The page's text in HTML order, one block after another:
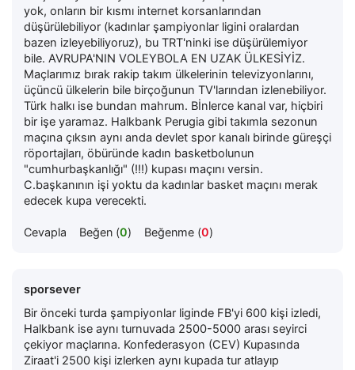
yok, onların bir kısmı internet korsanlarından
düşürülebiliyor (kadınlar şampiyonlar ligini oralardan
bazen izleyebiliyoruz), bu TRT'ninki ise düşürülemiyor
bile. AVRUPA'NIN VOLEYBOLA EN UZAK ÜLKESİYİZ.
Maçlarımız bırak rakip takım ülkelerinin televizyonlarını,
üçüncü ülkelerin bile birçoğunun TV'larından izlenebiliyor.
Türk halkı ise bundan mahrum. Bİnlerce kanal var, hiçbiri
bir işe yaramaz. Halkbank Perugia gibi takımla sezonun
maçına çıksın aynı anda devlet spor kanalı birinde güreşçi
röportajları, öbüründe kadın basketbolunun
"cumhurbaşkanlığı" (!!!) kupası maçını versin.
C.başkanının işi yoktu da kadınlar basket maçını merak
edecek kupa verecekti.
Cevapla Beğen (0) Beğenme (0)
sporsever
Bir önceki turda şampiyonlar liginde FB'yi 600 kişi izledi,
Halkbank ise aynı turnuvada 2500-5000 arası seyirci
çekiyor maçlarına. Konfederasyon (CEV) Kupasında
Ziraat'i 2500 kişi izlerken aynı kupada tur atlayıp